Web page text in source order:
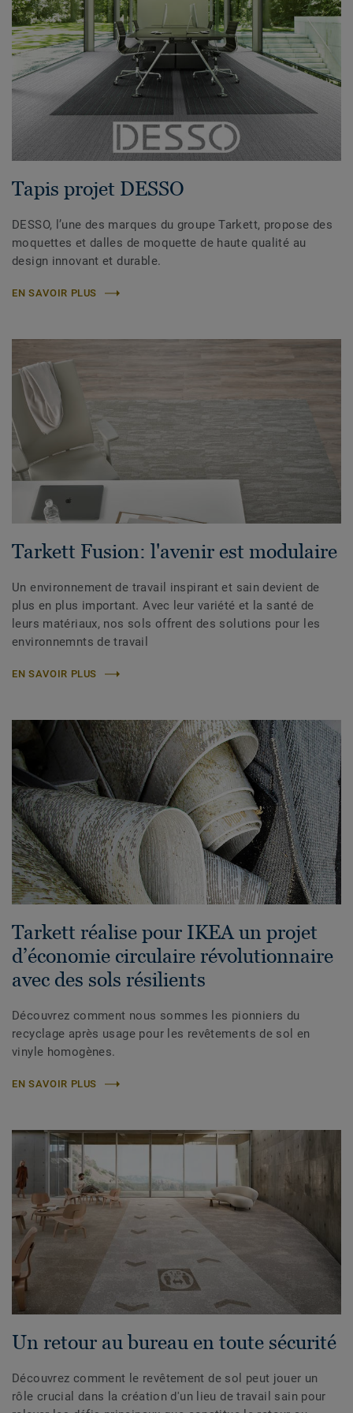
Tapis projet DESSO
DESSO, l’une des marques du groupe Tarkett, propose des
moquettes et dalles de moquette de haute qualité au
design innovant et durable.
EN SAVOIR PLUS
Tarkett Fusion: l'avenir est modulaire
Un environnement de travail inspirant et sain devient de
plus en plus important. Avec leur variété et la santé de
leurs matériaux, nos sols offrent des solutions pour les
environnemnts de travail
EN SAVOIR PLUS
Tarkett réalise pour IKEA un projet
d’économie circulaire révolutionnaire
avec des sols résilients
Découvrez comment nous sommes les pionniers du
recyclage après usage pour les revêtements de sol en
vinyle homogènes.
EN SAVOIR PLUS
Un retour au bureau en toute sécurité
Découvrez comment le revêtement de sol peut jouer un
rôle crucial dans la création d'un lieu de travail sain pour